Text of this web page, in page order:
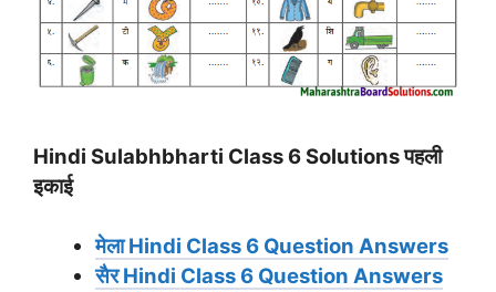
Hindi Sulabhbharti Class 6 Solutions पहली
इकाई
मेला Hindi Class 6 Question Answers
सैर Hindi Class 6 Question Answers